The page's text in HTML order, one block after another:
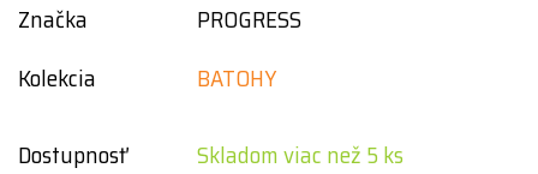
Značka
PROGRESS
Kolekcia
BATOHY
Dostupnosť
Skladom viac než 5 ks